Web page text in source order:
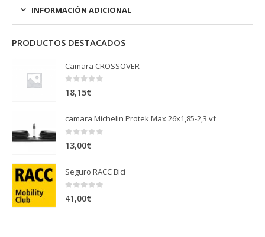
INFORMACIÓN ADICIONAL
PRODUCTOS DESTACADOS
Camara CROSSOVER
0 out of 5
18,15€
camara Michelin Protek Max 26x1,85-2,3 vf
0 out of 5
13,00€
Seguro RACC Bici
41,00€